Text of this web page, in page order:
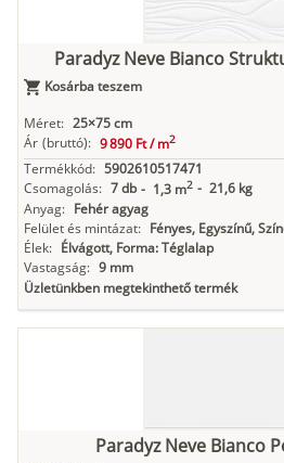
Paradyz Neve Bianco
Kosárba teszem
Méret: 25×75 cm
Ár (bruttó): 9 890 Ft /m2
Termékkód: 5902610517471
Csomagolás: 7 db - 1,3 m2 - 21,6 kg
Anyag: Fehér agyag
Felület és mintázat: Fényes, Egyszínű,
Élek: Élvágott, Forma: Téglalap
Vastagság: 9 mm
Üzletünkben megtekinthető termék
Paradyz Neve Bianco